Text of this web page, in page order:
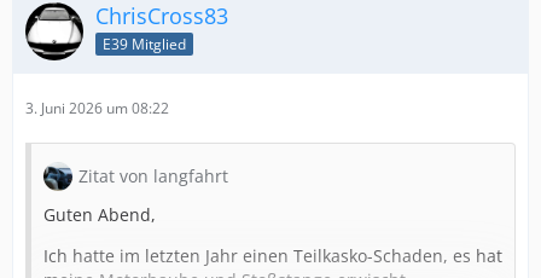
ChrisCross83
E39 Mitglied
3. Juni 2026 um 08:22
Zitat von langfahrt
Guten Abend,
Ich hatte im letzten Jahr einen Teilkasko-Schaden, es hat